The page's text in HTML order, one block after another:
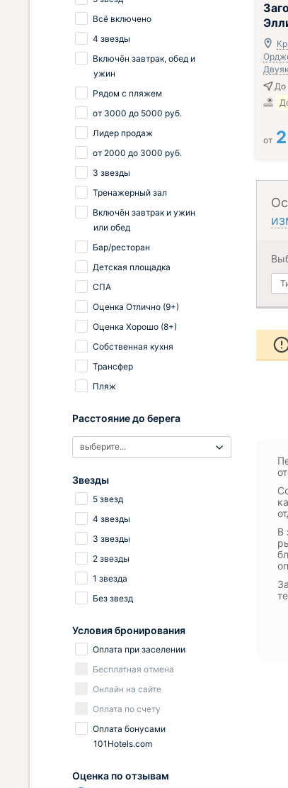
До
от
В
Всё включено
4 звезды
Включён завтрак, обед и
ужин
Рядом с пляжем
от 3000 до 5000 руб.
Лидер продаж
от 2000 до 3000 руб.
3 звезды
Тренажерный зал
Включён завтрак и ужин
или обед
Бар/ресторан
Детская площадка
СПА
Оценка Отлично (9+)
Оценка Хорошо (8+)
Собственная кухня
Трансфер
Пляж
Расстояние до берега
выберите...
Звезды
5 звезд
4 звезды
3 звезды
2 звезды
1 звезда
Без звезд
Условия бронирования
Оплата при заселении
Бесплатная отмена
Онлайн на сайте
Оплата по счету
Оплата бонусами
101Hotels.com
Оценка по отзывам